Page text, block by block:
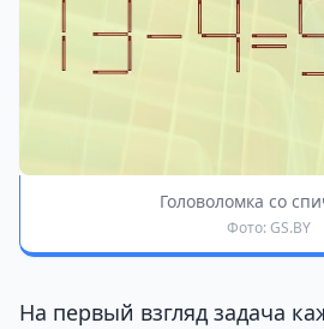
Головоломка со
Фото: GS.BY
На первый взгляд задача